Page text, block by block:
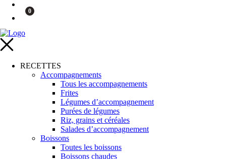
0
RECETTES
Accompagnements
Tous les accompagnements
Frites
Légumes d’accompagnement
Purées de légumes
Riz, grains et céréales
Salades d’accompagnement
Boissons
Toutes les boissons
Boissons chaudes